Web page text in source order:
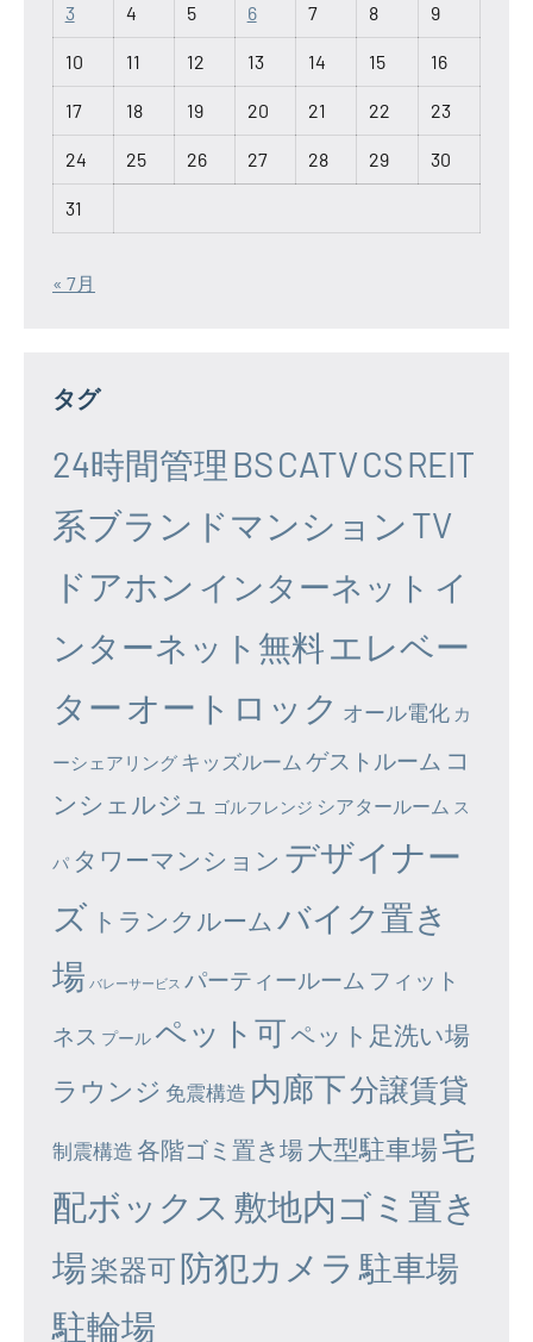
3 4 5 6 7 8 9
10 11 12 13 14 15 16
17 18 19 20 21 22 23
24 25 26 27 28 29 30
31
« 7月
タグ
24時間管理 BSCATVCSREIT
系ブランドマンション TV
ドアホン インターネット イ
ンターネット無料エレベー
ター オートロック オール電化 カ
ーシェアリング キッズルーム ゲストルーム コ
ンシェルジュ
ゴルフレンジ シアタールーム ス
パ タワーマンション デザイナー
ズ トランクルーム バイク置き
場 バレーサービス パーティールーム フィット
ネス プール ペット可ペット足洗い場
ラウンジ 免震構造 内廊下分譲賃貸
制震構造 各階ゴミ置き場大型駐車場宅
配ボックス 敷地内ゴミ置き
場楽器可防犯カメラ 駐車場
駐輪場